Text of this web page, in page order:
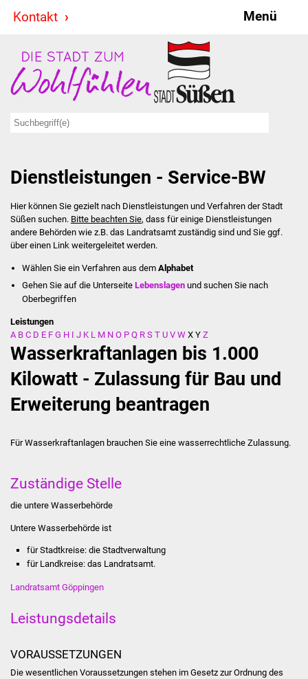
Kontakt Menü
Stadt & Politik
Bürgermeister
Ausschüsse
Ratsinformationssystem
Jugendbeirat
Summerrockfestival
Stadtverwaltung
Ansprechpartner
Behördenwegweiser
Dienstleistungen - Service-BW
Hier können Sie gezielt nach Dienstleistungen und Verfahren der Stadt
Süßen suchen. Bitte beachten Sie, dass für einige Dienstleistungen
andere Behörden wie z.B. das Landratsamt zuständig sind und Sie ggf.
über einen Link weitergeleitet werden.
Wählen Sie ein Verfahren aus dem Alphabet
Gehen Sie auf die UnterseiteLebenslagen und suchen Sie nach
Oberbegriffen
Leistungen
A B C D E F G H I J K L M N O P Q R S T U V W X Y Z
Wasserkraftanlagen bis 1.000
Kilowatt - Zulassung für Bau und
Erweiterung beantragen
Für Wasserkraftanlagen brauchen Sie eine wasserrechtliche Zulassung.
Zuständige Stelle
die untere Wasserbehörde
Untere Wasserbehörde ist
für Stadtkreise: die Stadtverwaltung
für Landkreise: das Landratsamt.
Landratsamt Göppingen
Leistungsdetails
VORAUSSETZUNGEN
Die wesentlichen Voraussetzungen stehen im Gesetz zur Ordnung des